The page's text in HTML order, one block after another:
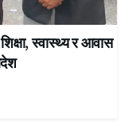
स्वास्थ्य र आवास